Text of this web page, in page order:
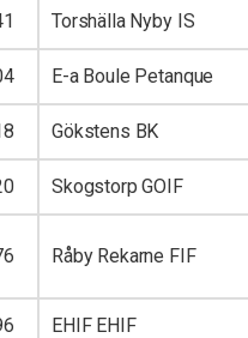
Torshälla Nyby IS
E-a Boule Petanque
Gökstens BK
Skogstorp GOIF
Råby Rekarne FIF
EHIF EHIF